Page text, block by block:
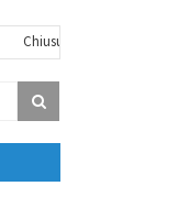
Chiusure estive 2026